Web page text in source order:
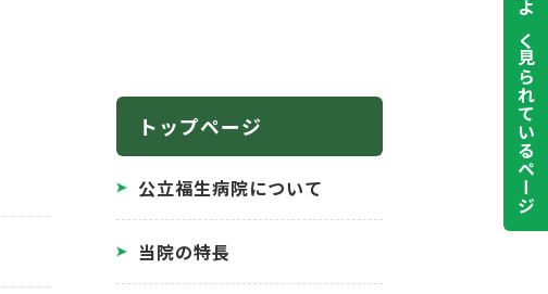
よく見られているページ
トップページ
公立福生病院について
当院の特長